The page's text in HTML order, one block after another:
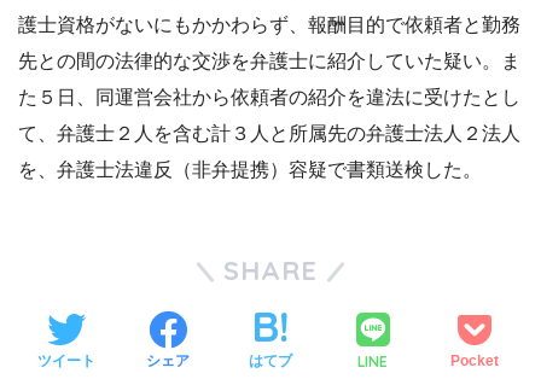
護士資格がないにもかかわらず、報酬目的で依頼者と勤務
先との間の法律的な交渉を弁護士に紹介していた疑い。ま
た５日、同運営会社から依頼者の紹介を違法に受けたとし
て、弁護士２人を含む計３人と所属先の弁護士法人２法人
を、弁護士法違反（非弁提携）容疑で書類送検した。
SHARE
ツイート シェア はてブ LINE Pocket